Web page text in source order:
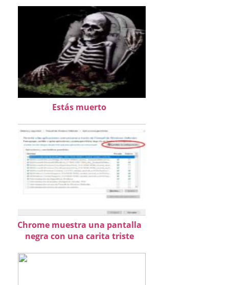
Estás muerto
Chrome muestra una pantalla
negra con una carita triste